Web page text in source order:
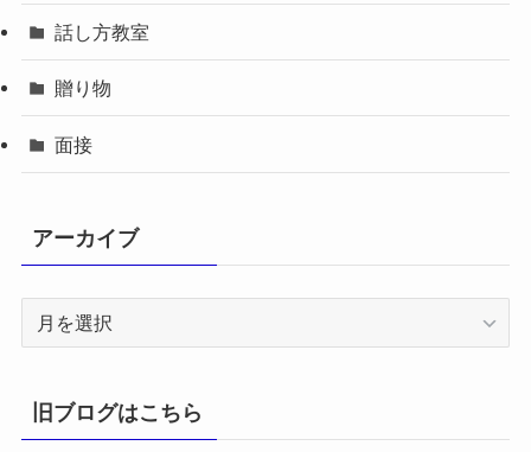
話し方教室
贈り物
面接
アーカイブ
イ
ブ
旧ブログはこちら